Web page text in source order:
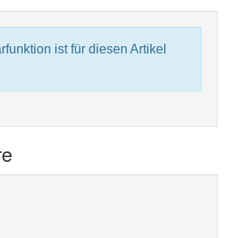
ist für diesen Artikel